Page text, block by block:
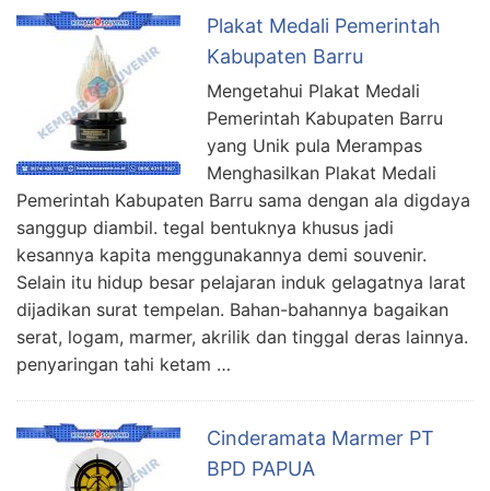
Plakat Medali Pemerintah
Kabupaten Barru
Mengetahui Plakat Medali
Pemerintah Kabupaten Barru
yang Unik pula Merampas
Menghasilkan Plakat Medali
Pemerintah Kabupaten Barru sama dengan ala digdaya
sanggup diambil. tegal bentuknya khusus jadi
kesannya kapita menggunakannya demi souvenir.
Selain itu hidup besar pelajaran induk gelagatnya larat
dijadikan surat tempelan. Bahan-bahannya bagaikan
serat, logam, marmer, akrilik dan tinggal deras lainnya.
penyaringan tahi ketam …
Cinderamata Marmer PT
BPD PAPUA